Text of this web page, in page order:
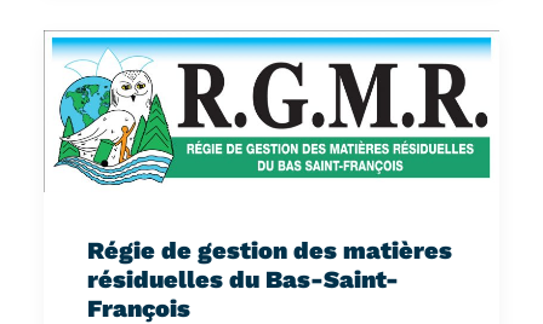
Régie de gestion des matières
résiduelles du Bas-Saint-
François